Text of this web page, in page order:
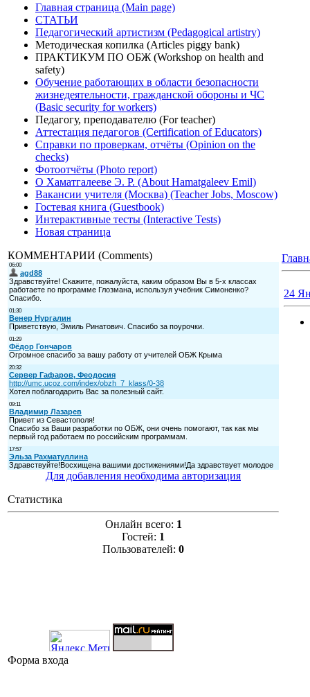
Главная страница (Main page)
СТАТЬИ
Педагогический артистизм (Pedagogical artistry)
Методическая копилка (Articles piggy bank)
ПРАКТИКУМ ПО ОБЖ (Workshop on health and
safety)
Обучение работающих в области безопасности
жизнедеятельности, гражданской обороны и ЧС
(Basic security for workers)
Педагогу, преподавателю (For teacher)
Аттестация педагогов (Certification of Educators)
Справки по проверкам, отчёты (Opinion on the
checks)
Фотоотчёты (Photo report)
О Хаматгалееве Э. Р. (About Hamatgaleev Emil)
Вакансии учителя (Москва) (Teacher Jobs, Moscow)
Гостевая книга (Guestbook)
Интерактивные тесты (Interactive Tests)
Новая страница
КОММЕНТАРИИ (Comments)
Для добавления необходима авторизация
Статистика
Онлайн всего: 1
Гостей: 1
Пользователей: 0
Форма входа
24